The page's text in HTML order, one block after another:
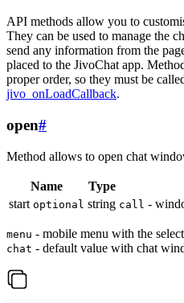
API methods allow you to
They can be used to manage the
send any information from the
placed to the JivoChat app.
proper order, so they must be
jivo_onLoadCallback.
open#
Method allows to open chat
Name Type
start optional string call -
menu - mobile menu with the
chat - default value with chat